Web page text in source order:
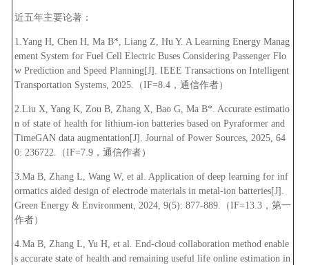
近五年主要论著：
1.Yang H, Chen H, Ma B*, Liang Z, Hu Y. A Learning Energy Manag
ement System for Fuel Cell Electric Buses Considering Passenger Flo
w Prediction and Speed Planning[J]. IEEE Transactions on Intelligent
Transportation Systems, 2025.（IF=8.4，通信作者）
2.Liu X, Yang K, Zou B, Zhang X, Bao G, Ma B*. Accurate estimatio
n of state of health for lithium-ion batteries based on Pyraformer and
TimeGAN data augmentation[J]. Journal of Power Sources, 2025, 64
0: 236722.（IF=7.9，通信作者）
3.Ma B, Zhang L, Wang W, et al. Application of deep learning for inf
ormatics aided design of electrode materials in metal-ion batteries[J].
Green Energy & Environment, 2024, 9(5): 877-889.（IF=13.3，第一
作者）
4.Ma B, Zhang L, Yu H, et al. End-cloud collaboration method enable
s accurate state of health and remaining useful life online estimation in